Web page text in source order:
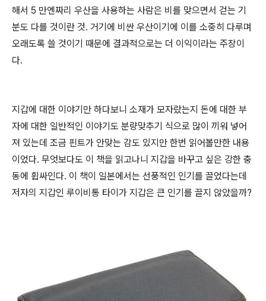
해서 5 만엔짜리 우산을 사용하는 사람은 비를 맞으면서 걷는 기
분도 다를 것이란 것. 거기에 비싼 우산이기에 이를 소중히 다루며
오래도록 쓸 것이기 때문에 결과적으로는 더 이익이라는 주장이
다.
지갑에 대한 이야기만 하다보니 소재가 모자랐는지 돈에 대한 부
자에 대한 일반적인 이야기도 분량맞추기 식으로 많이 끼워 넣어
져 있는데 조금 핀트가 안맞는 감도 있지만 한번 읽어볼만한 내용
이었다. 무엇보다도 이 책을 읽고나니 지갑을 바꾸고 싶은 강한 충
동에 휩싸인다. 이 책이 일본에서는 선풍적인 인기를 끌었다는데
저자의 지갑인 루이비통 타이가 지갑은 큰 인기를 끌지 않았을까?